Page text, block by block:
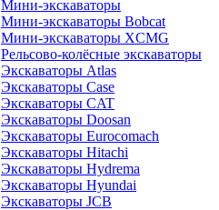
Мини-экскаваторы
Мини-экскаваторы Bobcat
Мини-экскаваторы XCMG
Рельсово-колёсные экскаваторы
Экскаваторы Atlas
Экскаваторы Case
Экскаваторы CAT
Экскаваторы Doosan
Экскаваторы Eurocomach
Экскаваторы Hitachi
Экскаваторы Hydrema
Экскаваторы Hyundai
Экскаваторы JCB